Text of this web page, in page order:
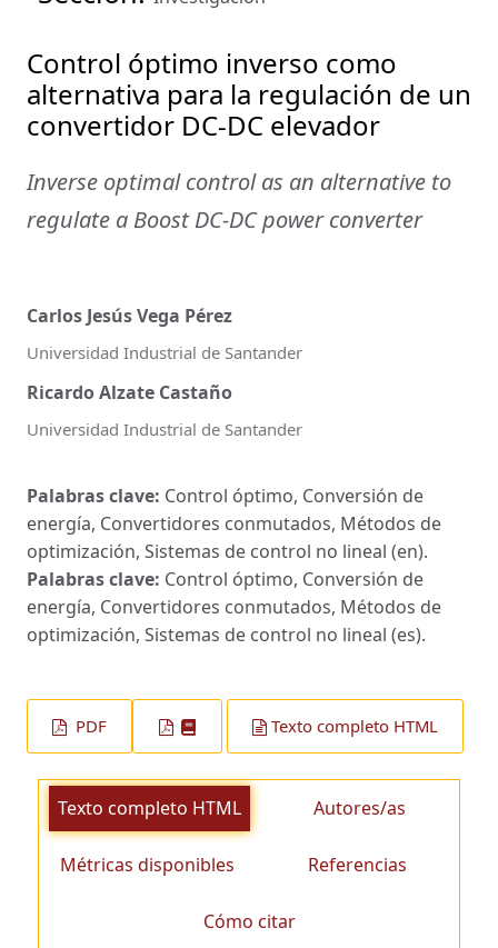
Control óptimo inverso como
alternativa para la regulación de un
convertidor DC-DC elevador
Inverse optimal control as an alternative to
regulate a Boost DC-DC power converter
Carlos Jesús Vega Pérez
Universidad Industrial de Santander
Ricardo Alzate Castaño
Universidad Industrial de Santander
Palabras clave: Control óptimo, Conversión de
energía, Convertidores conmutados, Métodos de
optimización, Sistemas de control no lineal (en).
Palabras clave: Control óptimo, Conversión de
energía, Convertidores conmutados, Métodos de
optimización, Sistemas de control no lineal (es).
PDF Texto completo HTML
Texto completo HTML Autores/as
Métricas disponibles Referencias
Cómo citar